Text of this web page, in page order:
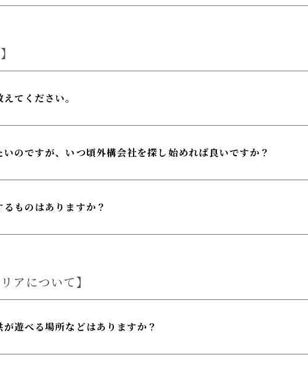
てください。
のですが、いつ頃外構会社を探し始めれば良いですか？
ものはありますか？
アについて
遊べる場所などはありますか？